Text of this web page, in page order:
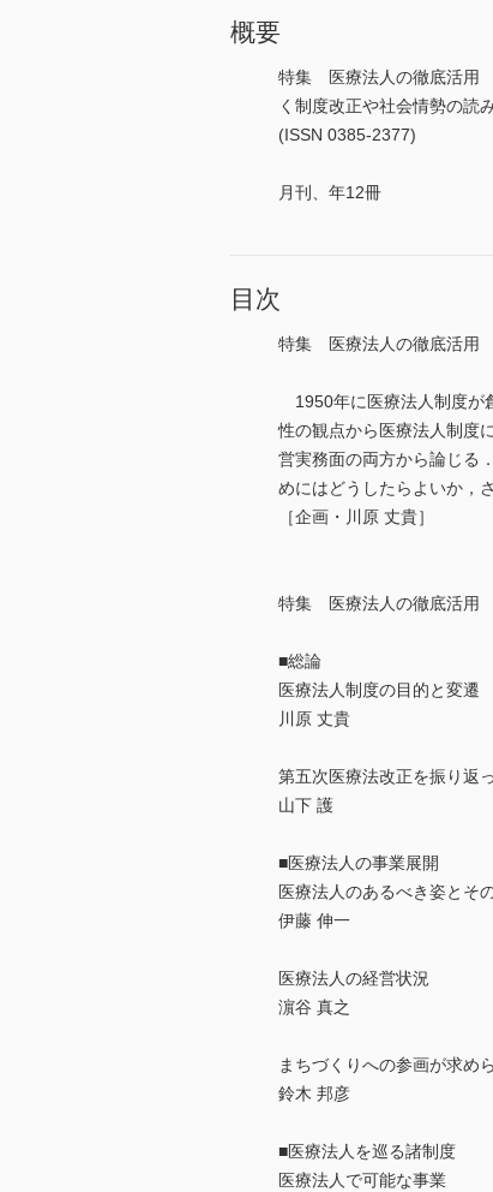
概要
特集 医療法人の徹底活用
く制度改正や社会情勢の読
(ISSN 0385-2377)
月刊、年12冊
目次
特集 医療法人の徹底活用
1950年に医療法人制度が
性の観点から医療法人制度
営実務面の両方から論じる
めにはどうしたらよいか，
［企画・川原 丈貴］
特集 医療法人の徹底活用
■総論
医療法人制度の目的と変遷
川原 丈貴
第五次医療法改正を振り返
山下 護
■医療法人の事業展開
医療法人のあるべき姿とそ
伊藤 伸一
医療法人の経営状況
濵谷 真之
まちづくりへの参画が求め
鈴木 邦彦
■医療法人を巡る諸制度
医療法人で可能な事業